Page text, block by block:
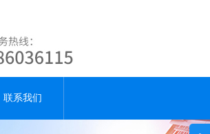
联系我们